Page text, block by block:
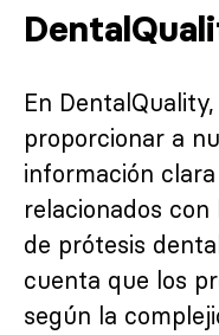
En
proporcionar a
información
relacionados
de prótesis
cuenta que los
según la